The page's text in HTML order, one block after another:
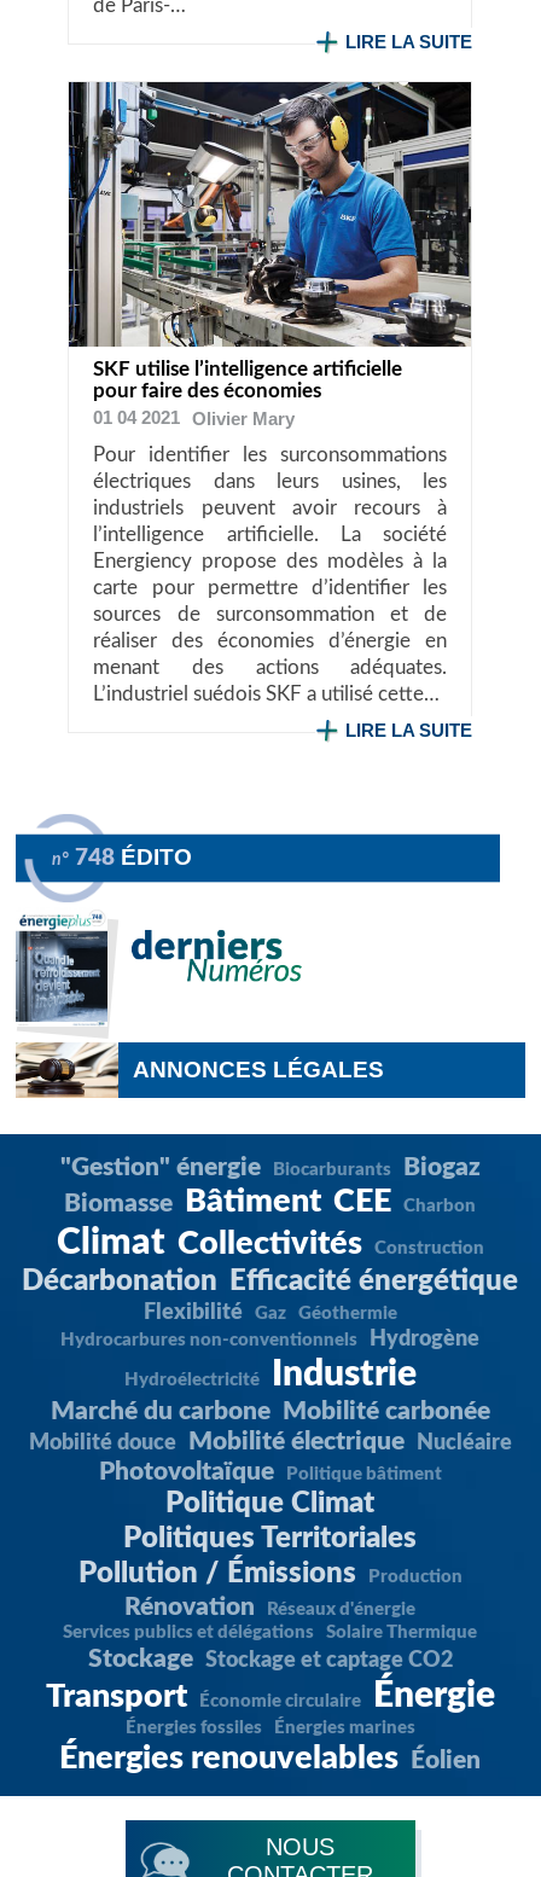
de Paris-…
LIRE LA SUITE
SKF utilise l’intelligence artificielle
pour faire des économies
01 04 2021
Olivier Mary
Pour identifier les surconsommations
électriques dans leurs usines, les
industriels peuvent avoir recours à
l’intelligence artificielle. La société
Energiency propose des modèles à la
carte pour permettre d’identifier les
sources de surconsommation et de
réaliser des économies d’énergie en
menant des actions adéquates.
L’industriel suédois SKF a utilisé cette…
LIRE LA SUITE
n° 748 ÉDITO
ANNONCES LÉGALES
"Gestion" énergie Biocarburants
Biogaz
Biomasse
Bâtiment CEE Charbon
Climat Collectivités Construction
Décarbonation Efficacité énergétique
Flexibilité Gaz
Géothermie
Hydrocarbures non-conventionnels
Hydrogène
Hydroélectricité Industrie
Marché du carbone Mobilité carbonée
Mobilité douce Mobilité électrique Nucléaire
Photovoltaïque Politique bâtiment
Politique Climat
Politiques Territoriales
Pollution / Émissions
Production
Rénovation
Réseaux d'énergie
Services publics et délégations
Solaire Thermique
Stockage Stockage et captage CO2
Transport Économie circulaire Énergie
Énergies fossiles Énergies marines
Énergies renouvelables Éolien
NOUS